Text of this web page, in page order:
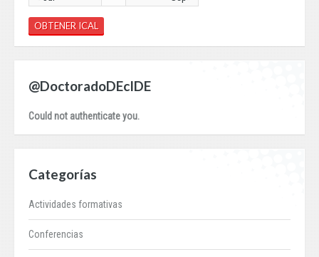
OBTENER ICAL
@DoctoradoDEcIDE
Could not authenticate you.
Categorías
Actividades formativas
Conferencias